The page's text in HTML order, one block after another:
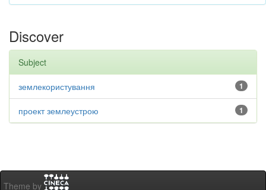
Discover
Subject
1
землекористування
1
проект землеустрою
Theme by